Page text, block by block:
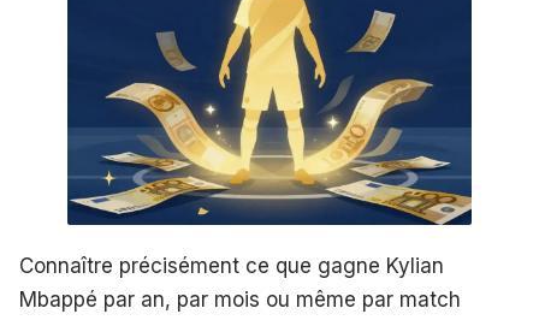
Connaître précisément ce que gagne Kylian
Mbappé par an, par mois ou même par match